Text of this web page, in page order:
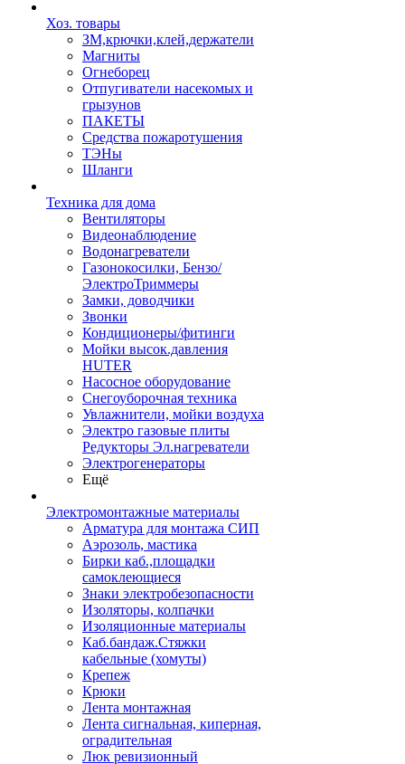
Хоз. товары
ЗМ,крючки,клей,держатели
Магниты
Огнеборец
Отпугиватели насекомых и
грызунов
ПАКЕТЫ
Средства пожаротушения
ТЭНы
Шланги
Техника для дома
Вентиляторы
Видеонаблюдение
Водонагреватели
Газонокосилки, Бензо/
ЭлектроТриммеры
Замки, доводчики
Звонки
Кондиционеры/фитинги
Мойки высок.давления
HUTER
Насосное оборудование
Снегоуборочная техника
Увлажнители, мойки воздуха
Электро газовые плиты
Редукторы Эл.нагреватели
Электрогенераторы
Ещё
Электромонтажные материалы
Арматура для монтажа СИП
Аэрозоль, мастика
Бирки каб.,площадки
самоклеющиеся
Знаки электробезопасности
Изоляторы, колпачки
Изоляционные материалы
Каб.бандаж.Стяжки
кабельные (хомуты)
Крепеж
Крюки
Лента монтажная
Лента сигнальная, киперная,
оградительная
Люк ревизионный